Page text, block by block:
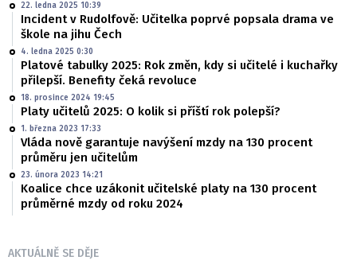
22. ledna 2025 10:39
Incident v Rudolfově: Učitelka poprvé popsala drama ve
škole na jihu Čech
4. ledna 2025 0:30
Platové tabulky 2025: Rok změn, kdy si učitelé i kuchařky
přilepší. Benefity čeká revoluce
18. prosince 2024 19:45
Platy učitelů 2025: O kolik si příští rok polepší?
1. března 2023 17:33
Vláda nově garantuje navýšení mzdy na 130 procent
průměru jen učitelům
23. února 2023 14:21
Koalice chce uzákonit učitelské platy na 130 procent
průměrné mzdy od roku 2024
AKTUÁLNĚ SE DĚJE